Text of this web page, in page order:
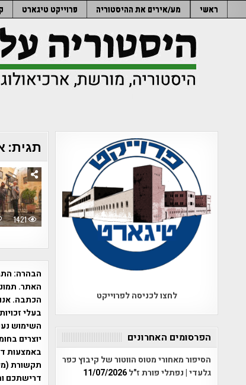
to
ראשי מע/אירים את ההיסטוריה פרוייקט טיגארט
תגית:
1421
הבהרה:
האתר.
הכתבה.
בעלי
יוצרים
תקשורת
דרישתכם
לחצו לכניסה לפרוייקט
הפרסומים האחרונים
הסיפור מאחורי מטוס הווטור של קיבוץ כפר
גלעדי | נפתלי פורת ז"ל11/07/2026